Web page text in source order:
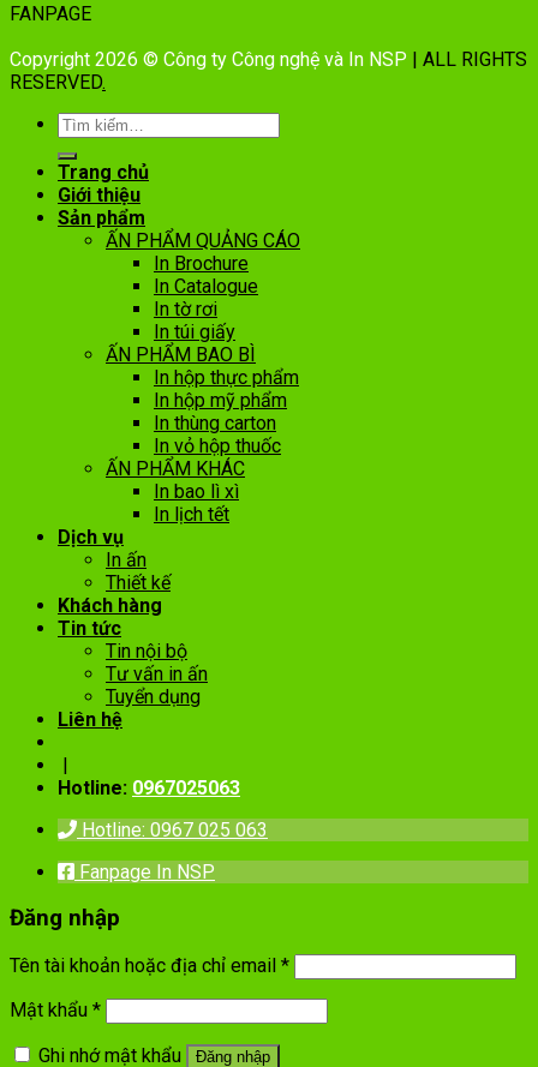
FANPAGE
Copyright 2026 © Công ty Công nghệ và In NSP | ALL RIGHTS
RESERVED.
Trang chủ
Giới thiệu
Sản phẩm
ẤN PHẨM QUẢNG CÁO
In Brochure
In Catalogue
In tờ rơi
In túi giấy
ẤN PHẨM BAO BÌ
In hộp thực phẩm
In hộp mỹ phẩm
In thùng carton
In vỏ hộp thuốc
ẤN PHẨM KHÁC
In bao lì xì
In lịch tết
Dịch vụ
In ấn
Thiết kế
Khách hàng
Tin tức
Tin nội bộ
Tư vấn in ấn
Tuyển dụng
Liên hệ
|
Hotline: 0967025063
Hotline: 0967 025 063
Fanpage In NSP
Đăng nhập
Tên tài khoản hoặc địa chỉ email *
Mật khẩu *
Ghi nhớ mật khẩu
Đăng nhập